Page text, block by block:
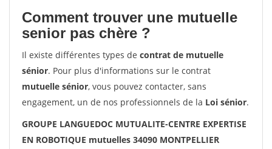
Comment trouver une mutuelle
senior pas chère ?
Il existe différentes types de contrat de mutuelle
sénior. Pour plus d'informations sur le contrat
mutuelle sénior, vous pouvez contacter, sans
engagement, un de nos professionnels de la Loi sénior.
GROUPE LANGUEDOC MUTUALITE-CENTRE EXPERTISE
EN ROBOTIQUE mutuelles 34090 MONTPELLIER